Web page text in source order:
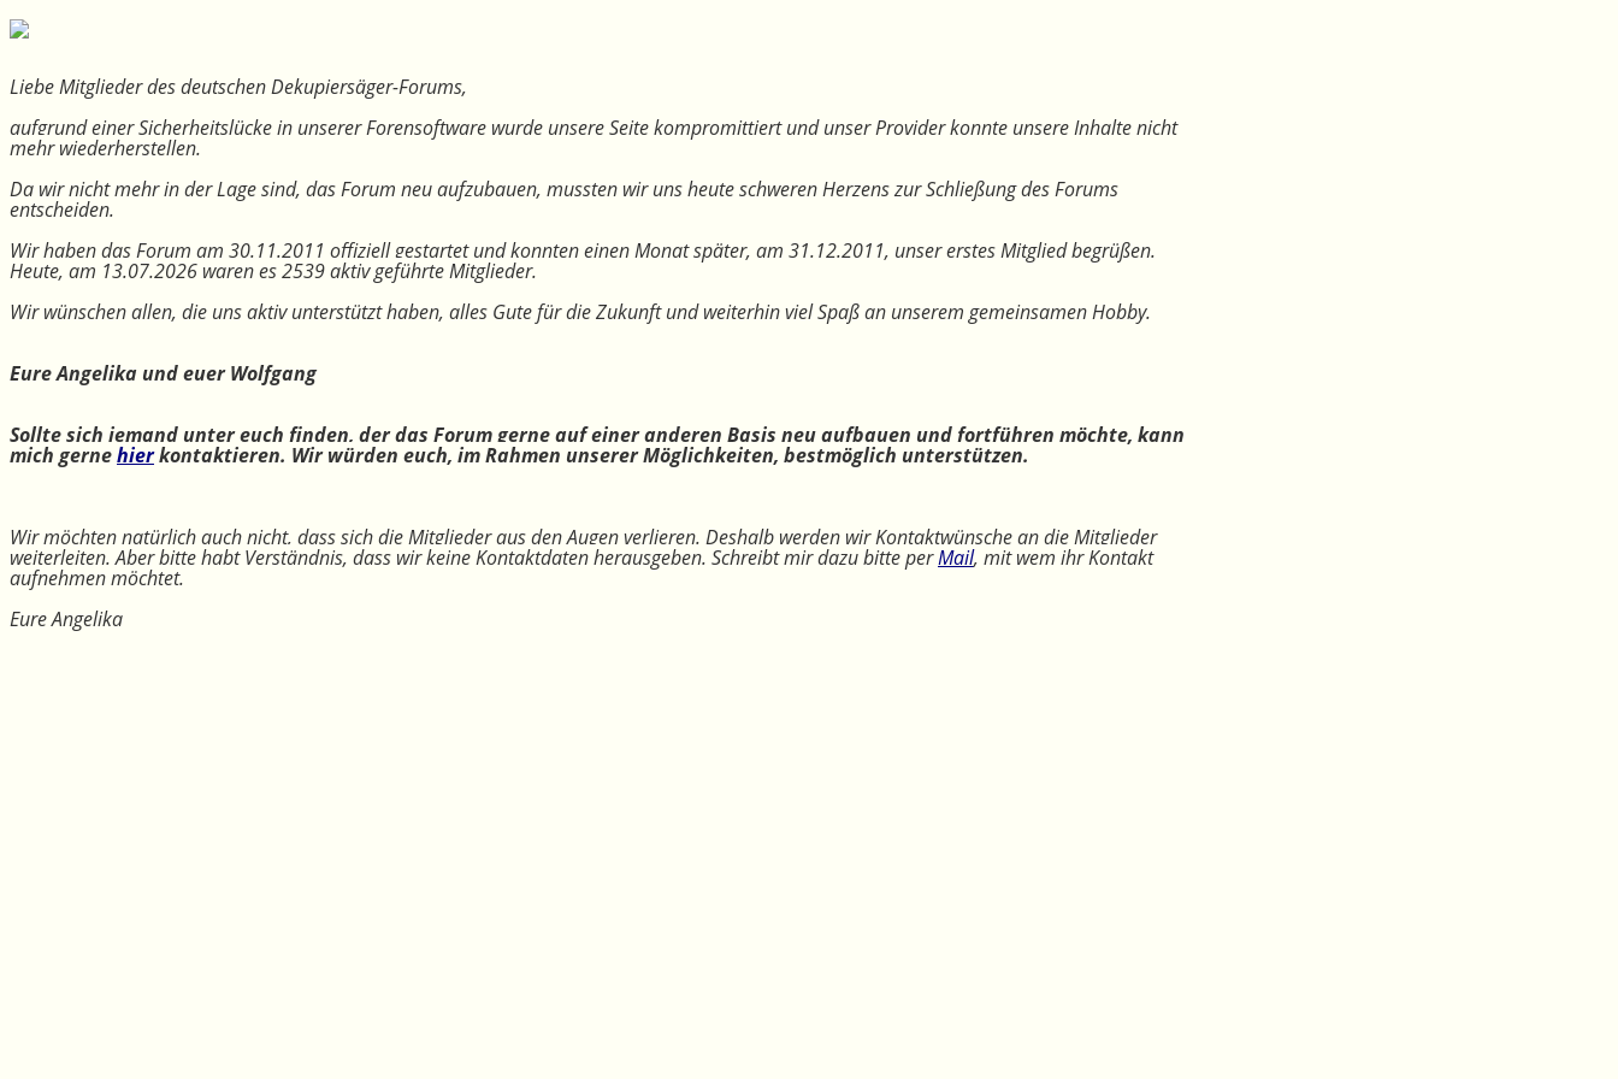
Liebe Mitglieder des deutschen Dekupiersäger-Forums,
aufgrund einer Sicherheitslücke in unserer Forensoftware wurde unsere Seite kompromittiert und unser Provider konnte unsere Inhalte nicht
mehr wiederherstellen.
Da wir nicht mehr in der Lage sind, das Forum neu aufzubauen, mussten wir uns heute schweren Herzens zur Schließung des Forums
entscheiden.
Wir haben das Forum am 30.11.2011 offiziell gestartet und konnten einen Monat später, am 31.12.2011, unser erstes Mitglied begrüßen.
Heute, am 13.07.2026 waren es 2539 aktiv geführte Mitglieder.
Wir wünschen allen, die uns aktiv unterstützt haben, alles Gute für die Zukunft und weiterhin viel Spaß an unserem gemeinsamen Hobby.
Eure Angelika und euer Wolfgang
Sollte sich jemand unter euch finden, der das Forum gerne auf einer anderen Basis neu aufbauen und fortführen möchte, kann
mich gernehierkontaktieren. Wir würden euch, im Rahmen unserer Möglichkeiten, bestmöglich unterstützen.
Wir möchten natürlich auch nicht, dass sich die Mitglieder aus den Augen verlieren. Deshalb werden wir Kontaktwünsche an die Mitglieder
weiterleiten. Aber bitte habt Verständnis, dass wir keine Kontaktdaten herausgeben. Schreibt mir dazu bitte perMail, mit wem ihr Kontakt
aufnehmen möchtet.
Eure Angelika